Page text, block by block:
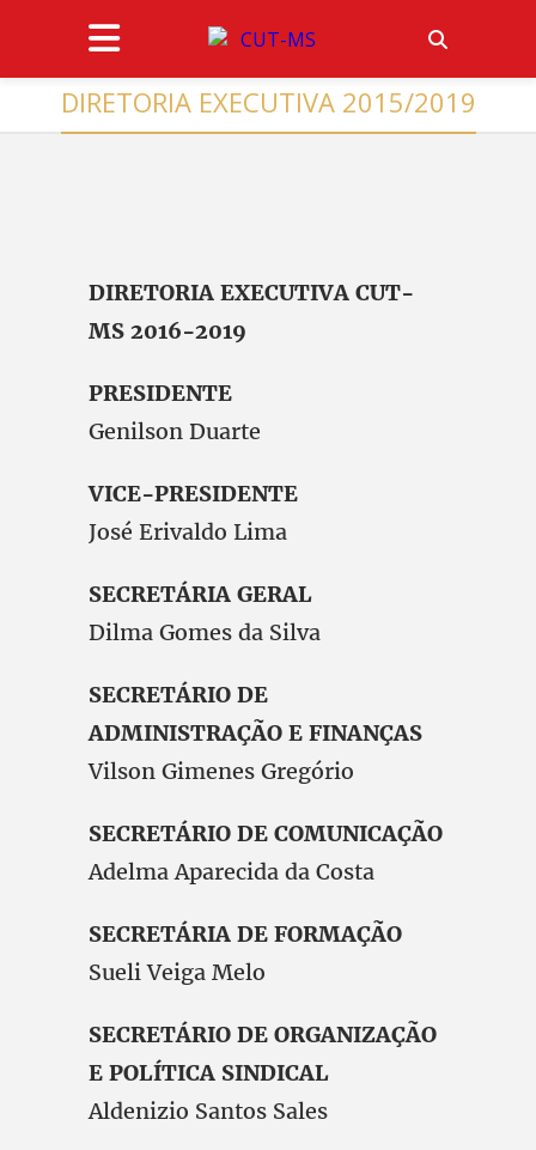
DIRETORIA EXECUTIVA 2015/2019
DIRETORIA EXECUTIVA CUT-
MS 2016-2019
PRESIDENTE
Genilson Duarte
VICE-PRESIDENTE
José Erivaldo Lima
SECRETÁRIA GERAL
Dilma Gomes da Silva
SECRETÁRIO DE
ADMINISTRAÇÃO E FINANÇAS
Vilson Gimenes Gregório
SECRETÁRIO DE COMUNICAÇÃO
Adelma Aparecida da Costa
SECRETÁRIA DE FORMAÇÃO
Sueli Veiga Melo
SECRETÁRIO DE ORGANIZAÇÃO
E POLÍTICA SINDICAL
Aldenizio Santos Sales